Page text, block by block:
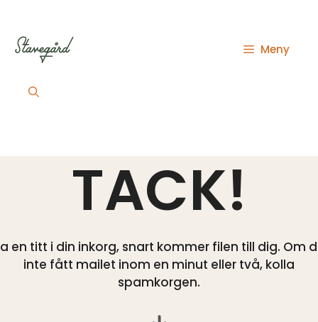
innehåll
Meny
TACK!
en titt i din inkorg, snart kommer filen till dig. Om
inte fått mailet inom en minut eller två, kolla
spamkorgen.